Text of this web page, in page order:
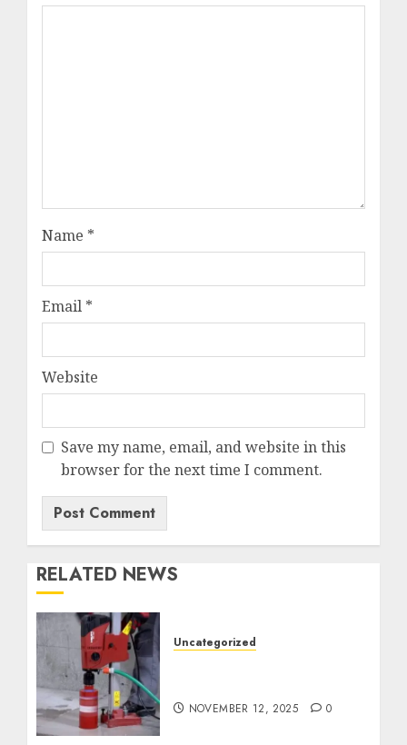
Name *
Email *
Website
Save my name, email, and website in this
browser for the next time I comment.
RELATED NEWS
Uncategorized
NOVEMBER 12, 2025 0